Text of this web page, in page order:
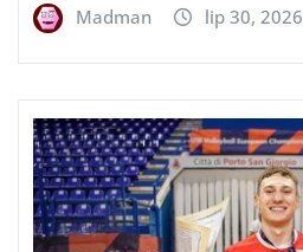
Madman lip 30, 2026